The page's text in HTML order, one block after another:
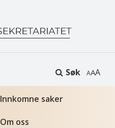
Søk A
Innkomne saker
Om oss